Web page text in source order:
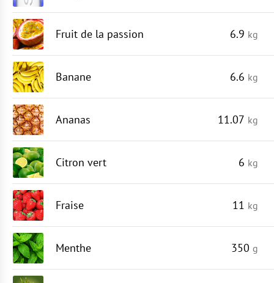
Fruit de la passion 6.9 kg
Banane 6.6 kg
Ananas 11.07 kg
Citron vert 6 kg
Fraise 11 kg
Menthe 350 g